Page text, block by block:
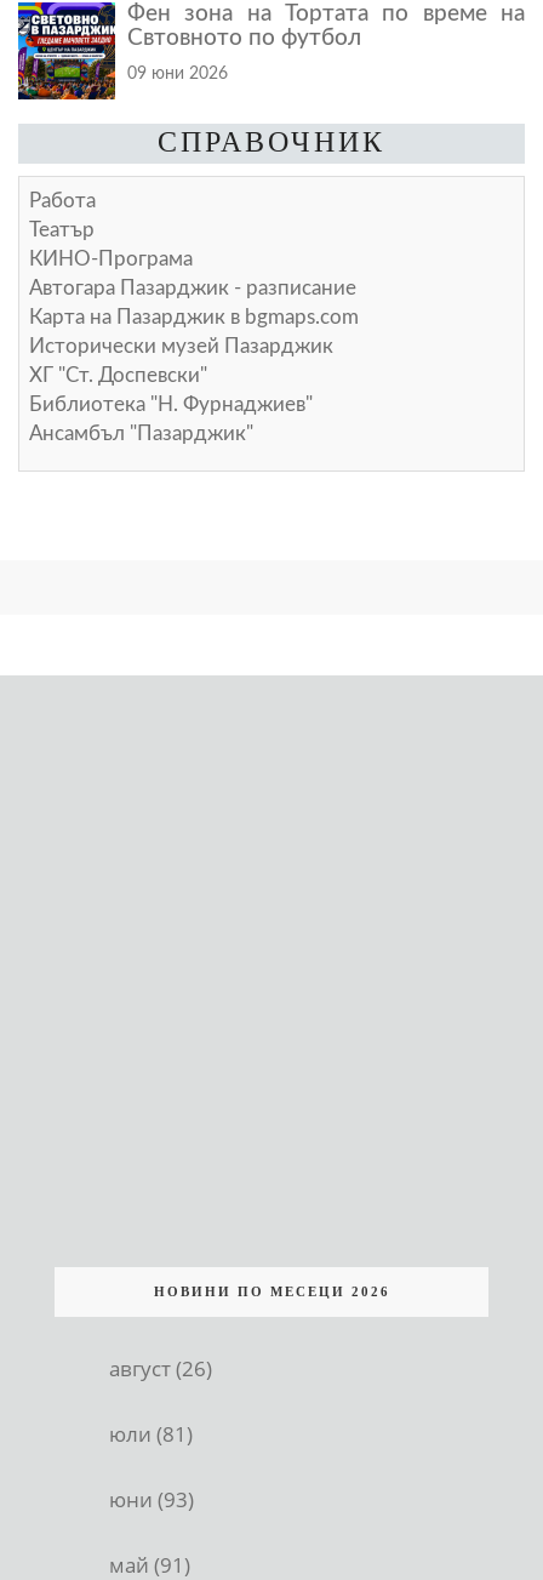
Фен зона на Тортата по време на
Свтовното по футбол
09 юни 2026
СПРАВОЧНИК
Работа
Театър
КИНО-Програма
Автогара Пазарджик - разписание
Карта на Пазарджик в bgmaps.com
Исторически музей Пазарджик
ХГ "Ст. Доспевски"
Библиотека "Н. Фурнаджиев"
Ансамбъл "Пазарджик"
НОВИНИ ПО МЕСЕЦИ 2026
август (26)
юли (81)
юни (93)
май (91)